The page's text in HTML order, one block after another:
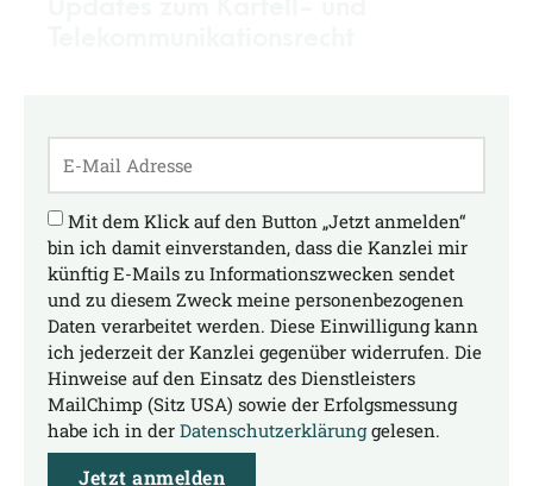
Mit dem Klick auf den Button „Jetzt anmelden“
bin ich damit einverstanden, dass die Kanzlei mir
künftig E-Mails zu Informationszwecken sendet
und zu diesem Zweck meine personenbezogenen
Daten verarbeitet werden. Diese Einwilligung kann
ich jederzeit der Kanzlei gegenüber widerrufen. Die
Hinweise auf den Einsatz des Dienstleisters
MailChimp (Sitz USA) sowie der Erfolgsmessung
habe ich in der Datenschutzerklärunggelesen.
Jetzt anmelden